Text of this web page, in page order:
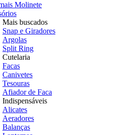
Molinete
Mais buscados
Snap e Giradores
Argolas
Split Ring
Cutelaria
Facas
Canivetes
Tesouras
Afiador de Faca
Indispensáveis
Alicates
Aeradores
Balanças